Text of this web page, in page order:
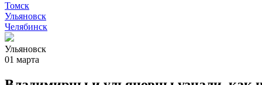
Томск
Ульяновск
Челябинск
Ульяновск
01 марта